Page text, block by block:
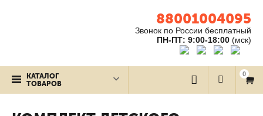
88001004095
Звонок по России бесплатный
ПН-ПТ: 9:00-18:00 (мск)
КАТАЛОГ
ТОВАРОВ
0